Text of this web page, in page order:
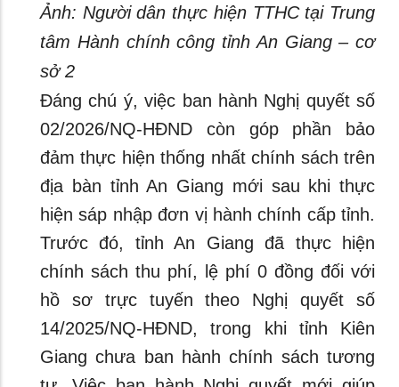
Ảnh: Người dân thực hiện TTHC tại Trung
tâm Hành chính công tỉnh An Giang – cơ
sở 2
Đáng chú ý, việc ban hành Nghị quyết số
02/2026/NQ-HĐND còn góp phần bảo
đảm thực hiện thống nhất chính sách trên
địa bàn tỉnh An Giang mới sau khi thực
hiện sáp nhập đơn vị hành chính cấp tỉnh.
Trước đó, tỉnh An Giang đã thực hiện
chính sách thu phí, lệ phí 0 đồng đối với
hồ sơ trực tuyến theo Nghị quyết số
14/2025/NQ-HĐND, trong khi tỉnh Kiên
Giang chưa ban hành chính sách tương